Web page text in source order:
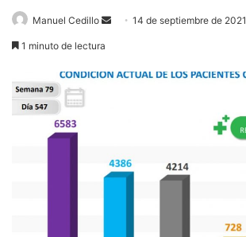
Manuel Cedillo
Send14 de septiembre de 2021
1 minuto de lectura